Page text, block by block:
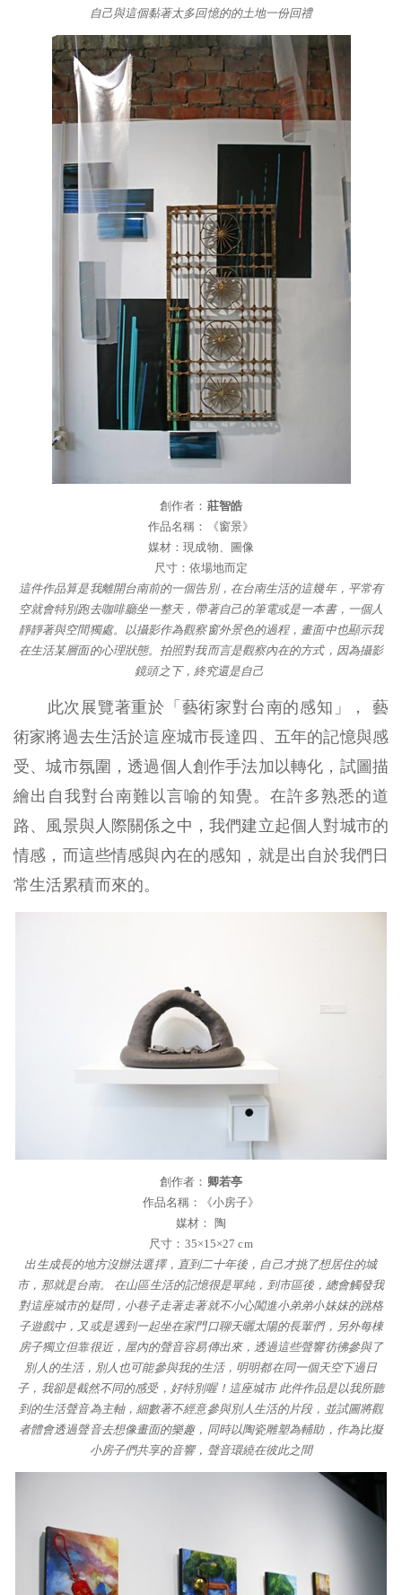
自己與這個黏著太多回憶的的土地一份回禮
創作者： 莊智皓
作品名稱：《窗景》
媒材：現成物、圖像
尺寸：依場地而定
這件作品算是我離開台南前的一個告別，在台南生活的這幾年，平常有
空就會特別跑去咖啡廳坐一整天，帶著自己的筆電或是一本書，一個人
靜靜著與空間獨處。以攝影作為觀察窗外景色的過程，畫面中也顯示我
在生活某層面的心理狀態。拍照對我而言是觀察內在的方式，因為攝影
鏡頭之下，終究還是自己
此次展覽著重於「藝術家對台南的感知」， 藝
術家將過去生活於這座城市長達四、五年的記憶與感
受、城市氛圍，透過個人創作手法加以轉化，試圖描
繪出自我對台南難以言喻的知覺。在許多熟悉的道
路、風景與人際關係之中，我們建立起個人對城市的
情感，而這些情感與內在的感知，就是出自於我們日
常生活累積而來的。
創作者： 卿若亭
作品名稱：《小房子》
媒材： 陶
尺寸：35×15×27 cm
出生成長的地方沒辦法選擇，直到二十年後，自己才挑了想居住的城
市，那就是台南。 在山區生活的記憶很是單純，到市區後，總會觸發我
對這座城市的疑問，小巷子走著走著就不小心闖進小弟弟小妹妹的跳格
子遊戲中，又或是遇到一起坐在家門口聊天曬太陽的長輩們，另外每棟
房子獨立但靠很近，屋內的聲音容易傳出來，透過這些聲響彷彿參與了
別人的生活，別人也可能參與我的生活，明明都在同一個天空下過日
子，我卻是截然不同的感受，好特別喔！這座城市 此件作品是以我所聽
到的生活聲音為主軸，細數著不經意參與別人生活的片段，並試圖將觀
者體會透過聲音去想像畫面的樂趣，同時以陶瓷雕塑為輔助，作為比擬
小房子們共享的音響，聲音環繞在彼此之間